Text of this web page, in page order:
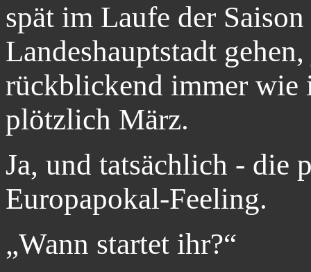
spät im Laufe der
Landeshauptstadt
rückblickend immer wie
plötzlich März.
Ja, und tatsächlich - die
Europapokal-Feeling.
„Wann startet ihr?“